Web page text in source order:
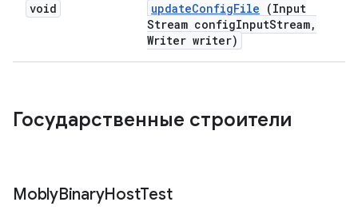
void updateConfigFile (Input
Stream configInputStream,
Writer writer)
Государственные строители
MoblyBinaryHostTest